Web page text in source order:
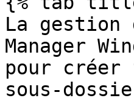
La gestion
Manager
pour
sous-